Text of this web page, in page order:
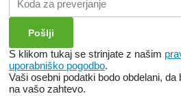
S klikom tukaj se strinjate z našim
uporabniško pogodbo.
Vaši osebni podatki bodo obdelani,
na vašo zahtevo.